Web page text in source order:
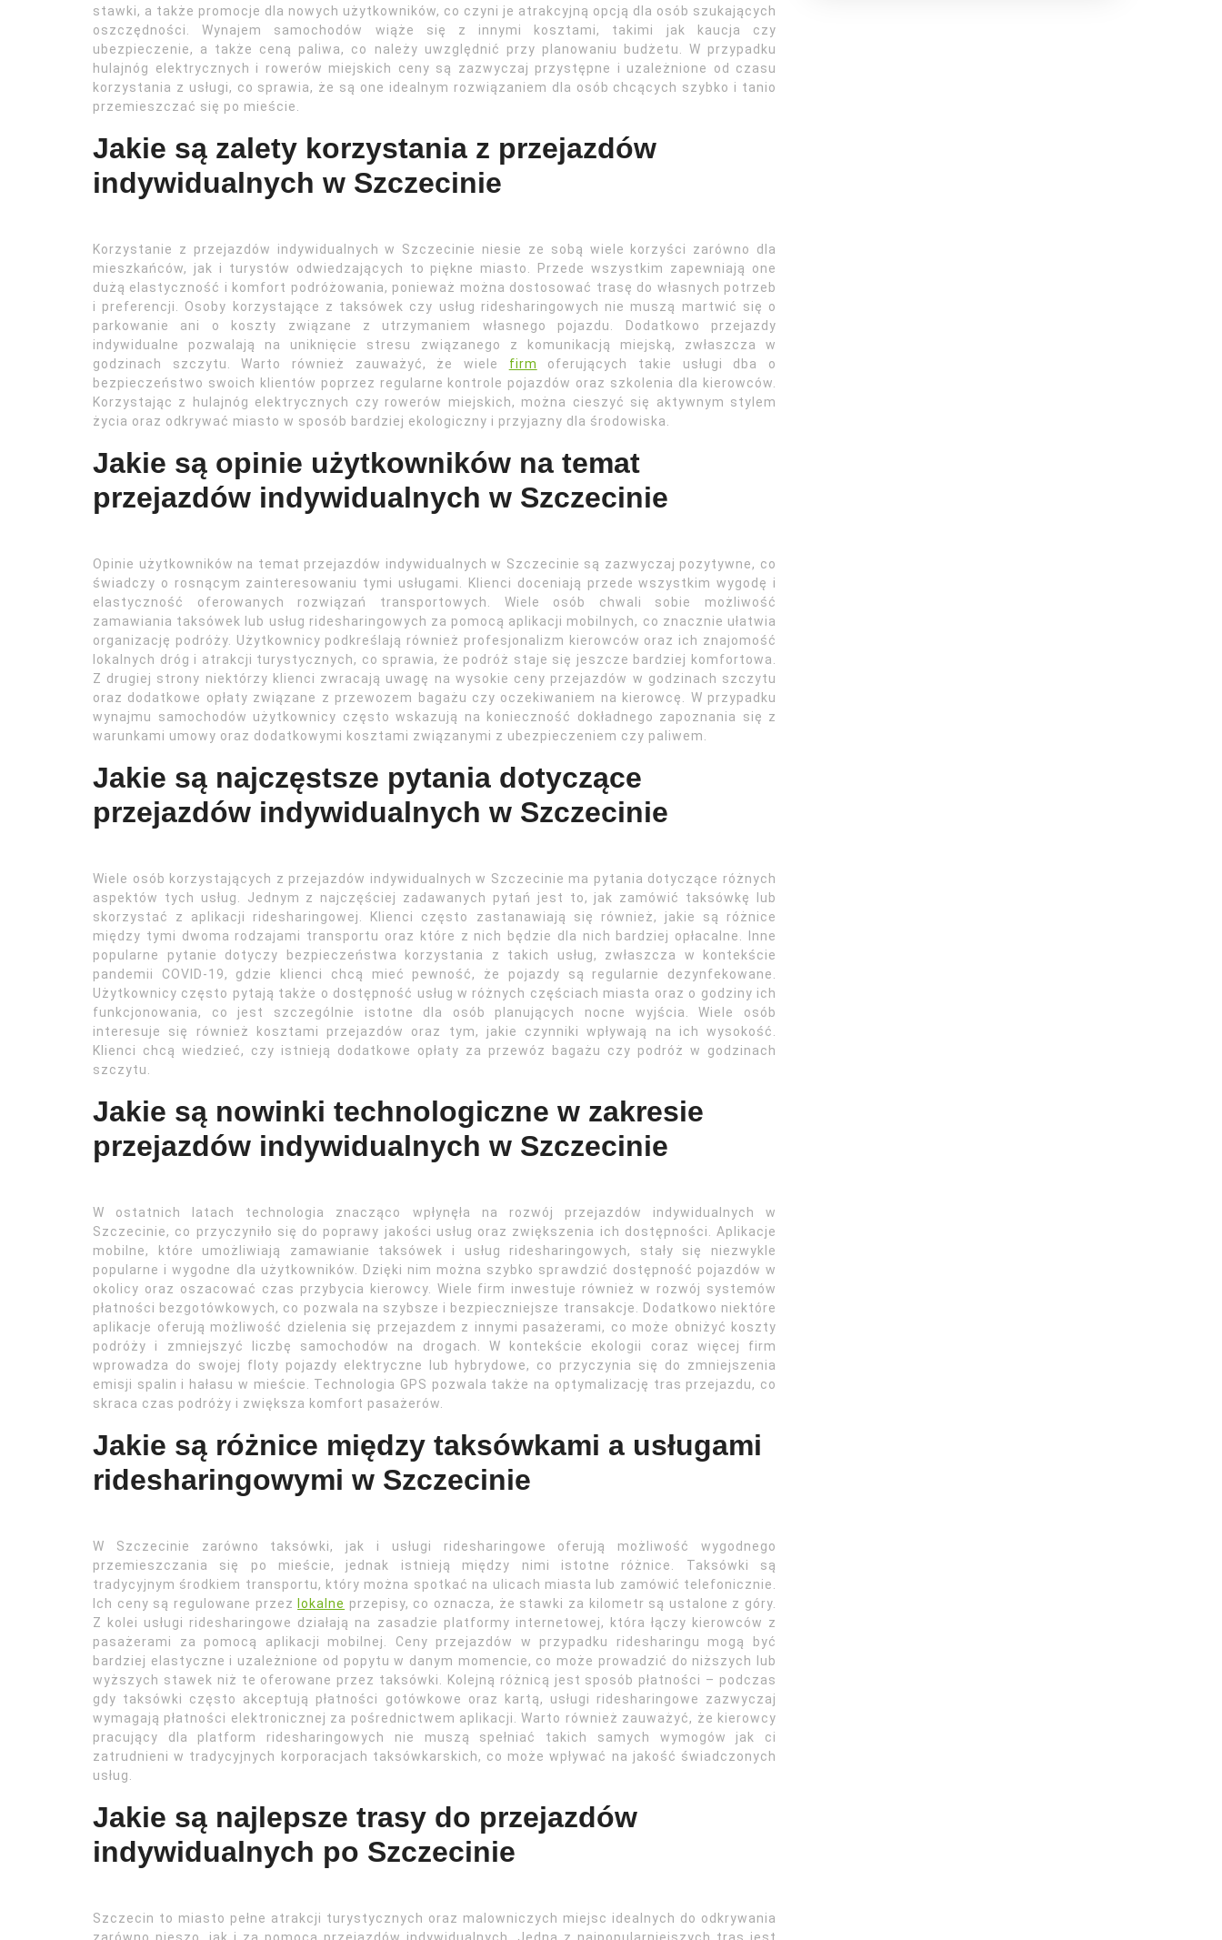
stawki, a także promocje dla nowych użytkowników, co czyni je atrakcyjną opcją dla osób szukających
oszczędności. Wynajem samochodów wiąże się z innymi kosztami, takimi jak kaucja czy
ubezpieczenie, a także ceną paliwa, co należy uwzględnić przy planowaniu budżetu. W przypadku
hulajnóg elektrycznych i rowerów miejskich ceny są zazwyczaj przystępne i uzależnione od czasu
korzystania z usługi, co sprawia, że są one idealnym rozwiązaniem dla osób chcących szybko i tanio
przemieszczać się po mieście.
Jakie są zalety korzystania z przejazdów
indywidualnych w Szczecinie
Korzystanie z przejazdów indywidualnych w Szczecinie niesie ze sobą wiele korzyści zarówno dla
mieszkańców, jak i turystów odwiedzających to piękne miasto. Przede wszystkim zapewniają one
dużą elastyczność i komfort podróżowania, ponieważ można dostosować trasę do własnych potrzeb
i preferencji. Osoby korzystające z taksówek czy usług ridesharingowych nie muszą martwić się o
parkowanie ani o koszty związane z utrzymaniem własnego pojazdu. Dodatkowo przejazdy
indywidualne pozwalają na uniknięcie stresu związanego z komunikacją miejską, zwłaszcza w
godzinach szczytu. Warto również zauważyć, że wiele firm
oferujących takie usługi dba o
bezpieczeństwo swoich klientów poprzez regularne kontrole pojazdów oraz szkolenia dla kierowców.
Korzystając z hulajnóg elektrycznych czy rowerów miejskich, można cieszyć się aktywnym stylem
życia oraz odkrywać miasto w sposób bardziej ekologiczny i przyjazny dla środowiska.
Jakie są opinie użytkowników na temat
przejazdów indywidualnych w Szczecinie
Opinie użytkowników na temat przejazdów indywidualnych w Szczecinie są zazwyczaj pozytywne, co
świadczy o rosnącym zainteresowaniu tymi usługami. Klienci doceniają przede wszystkim wygodę i
elastyczność oferowanych rozwiązań transportowych. Wiele osób chwali sobie możliwość
zamawiania taksówek lub usług ridesharingowych za pomocą aplikacji mobilnych, co znacznie ułatwia
organizację podróży. Użytkownicy podkreślają również profesjonalizm kierowców oraz ich znajomość
lokalnych dróg i atrakcji turystycznych, co sprawia, że podróż staje się jeszcze bardziej komfortowa.
Z drugiej strony niektórzy klienci zwracają uwagę na wysokie ceny przejazdów w godzinach szczytu
oraz dodatkowe opłaty związane z przewozem bagażu czy oczekiwaniem na kierowcę. W przypadku
wynajmu samochodów użytkownicy często wskazują na konieczność dokładnego zapoznania się z
warunkami umowy oraz dodatkowymi kosztami związanymi z ubezpieczeniem czy paliwem.
Jakie są najczęstsze pytania dotyczące
przejazdów indywidualnych w Szczecinie
Wiele osób korzystających z przejazdów indywidualnych w Szczecinie ma pytania dotyczące różnych
aspektów tych usług. Jednym z najczęściej zadawanych pytań jest to, jak zamówić taksówkę lub
skorzystać z aplikacji ridesharingowej. Klienci często zastanawiają się również, jakie są różnice
między tymi dwoma rodzajami transportu oraz które z nich będzie dla nich bardziej opłacalne. Inne
popularne pytanie dotyczy bezpieczeństwa korzystania z takich usług, zwłaszcza w kontekście
pandemii COVID-19, gdzie klienci chcą mieć pewność, że pojazdy są regularnie dezynfekowane.
Użytkownicy często pytają także o dostępność usług w różnych częściach miasta oraz o godziny ich
funkcjonowania, co jest szczególnie istotne dla osób planujących nocne wyjścia. Wiele osób
interesuje się również kosztami przejazdów oraz tym, jakie czynniki wpływają na ich wysokość.
Klienci chcą wiedzieć, czy istnieją dodatkowe opłaty za przewóz bagażu czy podróż w godzinach
szczytu.
Jakie są nowinki technologiczne w zakresie
przejazdów indywidualnych w Szczecinie
W ostatnich latach technologia znacząco wpłynęła na rozwój przejazdów indywidualnych w
Szczecinie, co przyczyniło się do poprawy jakości usług oraz zwiększenia ich dostępności. Aplikacje
mobilne, które umożliwiają zamawianie taksówek i usług ridesharingowych, stały się niezwykle
popularne i wygodne dla użytkowników. Dzięki nim można szybko sprawdzić dostępność pojazdów w
okolicy oraz oszacować czas przybycia kierowcy. Wiele firm inwestuje również w rozwój systemów
płatności bezgotówkowych, co pozwala na szybsze i bezpieczniejsze transakcje. Dodatkowo niektóre
aplikacje oferują możliwość dzielenia się przejazdem z innymi pasażerami, co może obniżyć koszty
podróży i zmniejszyć liczbę samochodów na drogach. W kontekście ekologii coraz więcej firm
wprowadza do swojej floty pojazdy elektryczne lub hybrydowe, co przyczynia się do zmniejszenia
emisji spalin i hałasu w mieście. Technologia GPS pozwala także na optymalizację tras przejazdu, co
skraca czas podróży i zwiększa komfort pasażerów.
Jakie są różnice między taksówkami a usługami
ridesharingowymi w Szczecinie
W Szczecinie zarówno taksówki, jak i usługi ridesharingowe oferują możliwość wygodnego
przemieszczania się po mieście, jednak istnieją między nimi istotne różnice. Taksówki są
tradycyjnym środkiem transportu, który można spotkać na ulicach miasta lub zamówić telefonicznie.
Ich ceny są regulowane przez
lokalne przepisy, co oznacza, że stawki za kilometr są ustalone z góry.
Z kolei usługi ridesharingowe działają na zasadzie platformy internetowej, która łączy kierowców z
pasażerami za pomocą aplikacji mobilnej. Ceny przejazdów w przypadku ridesharingu mogą być
bardziej elastyczne i uzależnione od popytu w danym momencie, co może prowadzić do niższych lub
wyższych stawek niż te oferowane przez taksówki. Kolejną różnicą jest sposób płatności – podczas
gdy taksówki często akceptują płatności gotówkowe oraz kartą, usługi ridesharingowe zazwyczaj
wymagają płatności elektronicznej za pośrednictwem aplikacji. Warto również zauważyć, że kierowcy
pracujący dla platform ridesharingowych nie muszą spełniać takich samych wymogów jak ci
zatrudnieni w tradycyjnych korporacjach taksówkarskich, co może wpływać na jakość świadczonych
usług.
Jakie są najlepsze trasy do przejazdów
indywidualnych po Szczecinie
Szczecin to miasto pełne atrakcji turystycznych oraz malowniczych miejsc idealnych do odkrywania